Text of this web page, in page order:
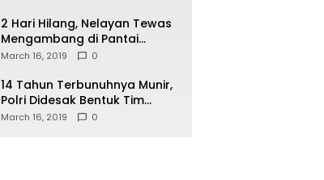
2 Hari Hilang, Nelayan Tewas
Mengambang di Pantai
Cipalawah Garut
March 16, 2019 0
14 Tahun Terbunuhnya Munir,
Polri Didesak Bentuk Tim
Khusus
March 16, 2019 0